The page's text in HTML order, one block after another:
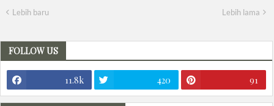
Lebih baru Lebih lama
FOLLOW US
11.8k 420 91